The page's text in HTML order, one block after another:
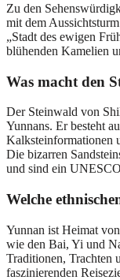
Zu den
mit dem
„Stadt des ewigen
blühenden Kamelien
Was macht den
Der Steinwald von
Yunnans. Er besteht
Kalksteinformationen
Die bizarren
und sind ein
Welche
Yunnan ist Heimat
wie den Bai, Yi und
Traditionen, Trachten
faszinierenden